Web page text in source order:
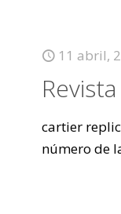
11 abril,
cartier
número de